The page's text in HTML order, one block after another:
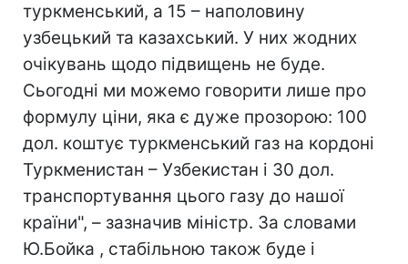
туркменський, а 15 – наполовину
узбецький та казахський. У них жодних
очікувань щодо підвищень не буде.
Сьогодні ми можемо говорити лише про
формулу ціни, яка є дуже прозорою: 100
дол. коштує туркменський газ на кордоні
Туркменистан – Узбекистан і 30 дол.
транспортування цього газу до нашої
країни", – зазначив міністр. За словами
Ю.Бойка , стабільною також буде і